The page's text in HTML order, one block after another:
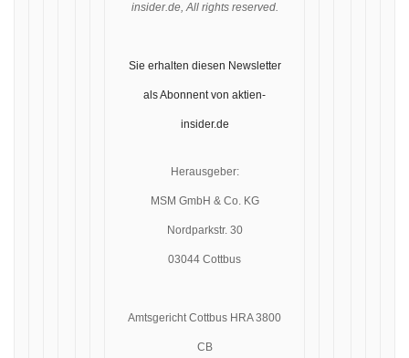
insider.de, All rights reserved.
Sie erhalten diesen Newsletter
als Abonnent von aktien-
insider.de
Herausgeber:
MSM GmbH & Co. KG
Nordparkstr. 30
03044 Cottbus
Amtsgericht Cottbus HRA 3800
CB